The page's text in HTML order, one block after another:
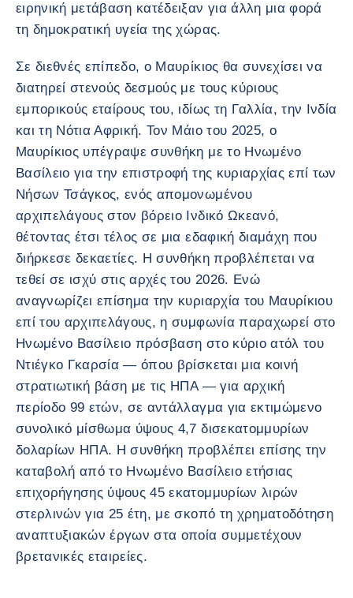
ειρηνική μετάβαση κατέδειξαν για άλλη μια φορά
τη δημοκρατική υγεία της χώρας.
Σε διεθνές επίπεδο, ο Μαυρίκιος θα συνεχίσει να
διατηρεί στενούς δεσμούς με τους κύριους
εμπορικούς εταίρους του, ιδίως τη Γαλλία, την Ινδία
και τη Νότια Αφρική. Τον Μάιο του 2025, ο
Μαυρίκιος υπέγραψε συνθήκη με το Ηνωμένο
Βασίλειο για την επιστροφή της κυριαρχίας επί των
Νήσων Τσάγκος, ενός απομονωμένου
αρχιπελάγους στον βόρειο Ινδικό Ωκεανό,
θέτοντας έτσι τέλος σε μια εδαφική διαμάχη που
διήρκεσε δεκαετίες. Η συνθήκη προβλέπεται να
τεθεί σε ισχύ στις αρχές του 2026. Ενώ
αναγνωρίζει επίσημα την κυριαρχία του Μαυρίκιου
επί του αρχιπελάγους, η συμφωνία παραχωρεί στο
Ηνωμένο Βασίλειο πρόσβαση στο κύριο ατόλ του
Ντιέγκο Γκαρσία — όπου βρίσκεται μια κοινή
στρατιωτική βάση με τις ΗΠΑ — για αρχική
περίοδο 99 ετών, σε αντάλλαγμα για εκτιμώμενο
συνολικό μίσθωμα ύψους 4,7 δισεκατομμυρίων
δολαρίων ΗΠΑ. Η συνθήκη προβλέπει επίσης την
καταβολή από το Ηνωμένο Βασίλειο ετήσιας
επιχορήγησης ύψους 45 εκατομμυρίων λιρών
στερλινών για 25 έτη, με σκοπό τη χρηματοδότηση
αναπτυξιακών έργων στα οποία συμμετέχουν
βρετανικές εταιρείες.